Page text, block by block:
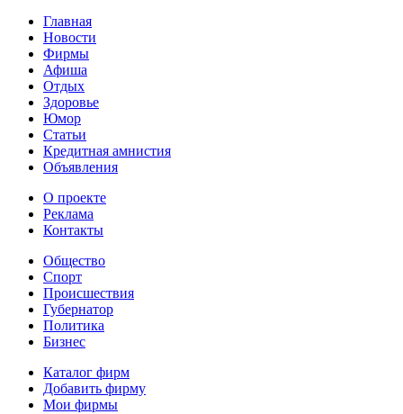
Главная
Новости
Фирмы
Афиша
Отдых
Здоровье
Юмор
Статьи
Кредитная амнистия
Объявления
О проекте
Реклама
Контакты
Общество
Спорт
Происшествия
Губернатор
Политика
Бизнес
Каталог фирм
Добавить фирму
Мои фирмы